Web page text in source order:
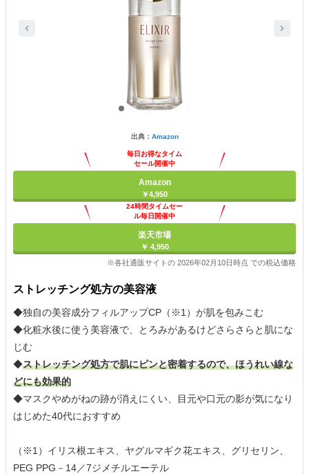
出典： Amazon
毎日お得なタイム
セール開催中
Amazon
￥4,950
24時間タイムセー
ル毎日開催中
楽天市場
￥ 4,950
※各社通販サイトの 2026年02月10日時点 での税込価格
ストレッチング処方の美容液
◆独自の美容成分フィルアップCP（※1）が肌を包みこむ
◆化粧水後に使う美容液で、とろみがあるけどさらさらと肌にな
じむ
◆ストレッチング処方で肌にピンと密着するので、ほうれい線な
どにも効果的
◆マスクやめがねの跡が消えにくい、目元や口元の影が気になり
はじめた40代におすすめ
（※1）イリス根エキス、ヤグルマギク花エキス、グリセリン、
PEG PPG－14／7ジメチルエーテル